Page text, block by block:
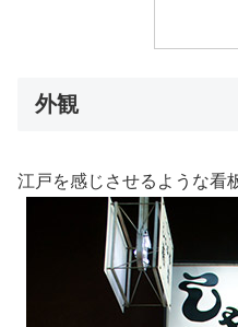
外観
江戸を感じさせるような看